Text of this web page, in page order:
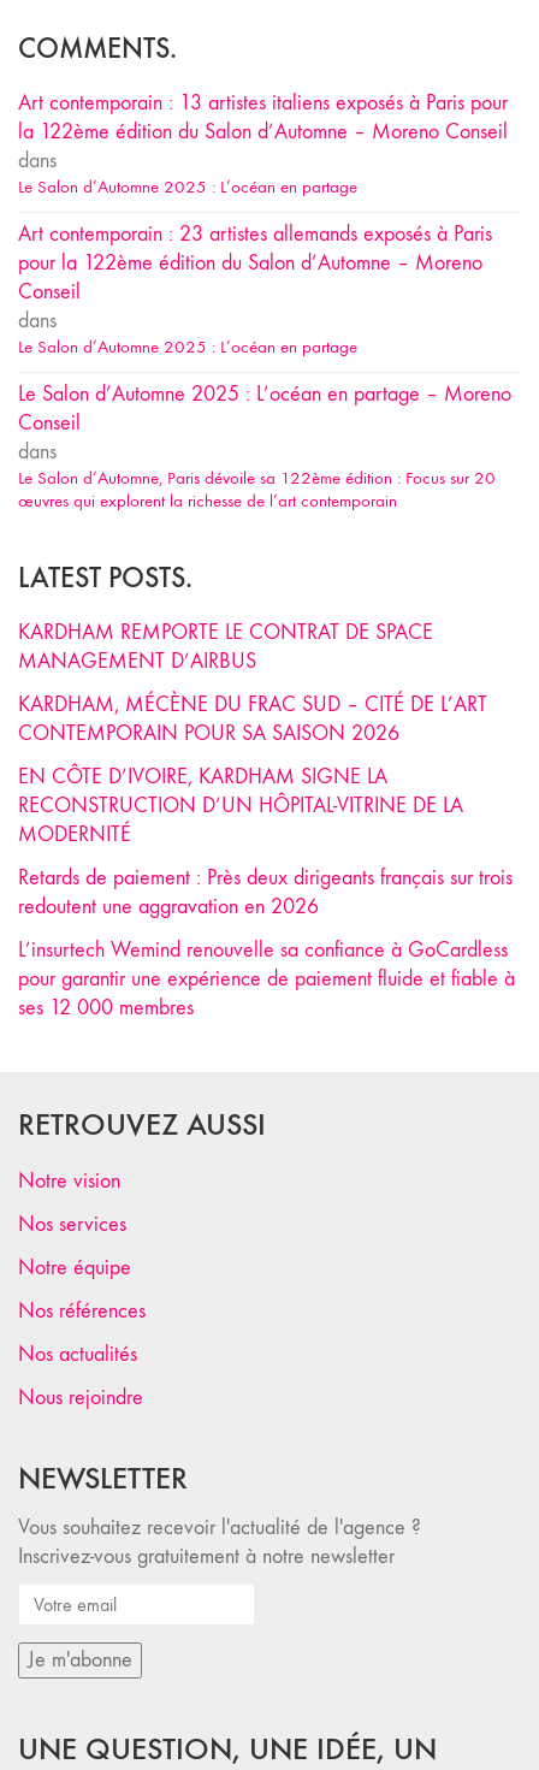
COMMENTS.
Art contemporain : 13 artistes italiens exposés à Paris pour
la 122ème édition du Salon d’Automne – Moreno Conseil
dans
Le Salon d’Automne 2025 : L’océan en partage
Art contemporain : 23 artistes allemands exposés à Paris
pour la 122ème édition du Salon d’Automne – Moreno
Conseil
dans
Le Salon d’Automne 2025 : L’océan en partage
Le Salon d’Automne 2025 : L’océan en partage – Moreno
Conseil
dans
Le Salon d’Automne, Paris dévoile sa 122ème édition : Focus sur 20
œuvres qui explorent la richesse de l’art contemporain
LATEST POSTS.
KARDHAM REMPORTE LE CONTRAT DE SPACE
MANAGEMENT D’AIRBUS
KARDHAM, MÉCÈNE DU FRAC SUD – CITÉ DE L’ART
CONTEMPORAIN POUR SA SAISON 2026
EN CÔTE D’IVOIRE, KARDHAM SIGNE LA
RECONSTRUCTION D’UN HÔPITAL-VITRINE DE LA
MODERNITÉ
Retards de paiement : Près deux dirigeants français sur trois
redoutent une aggravation en 2026
L’insurtech Wemind renouvelle sa confiance à GoCardless
pour garantir une expérience de paiement fluide et fiable à
ses 12 000 membres
RETROUVEZ AUSSI
Notre vision
Nos services
Notre équipe
Nos références
Nos actualités
Nous rejoindre
NEWSLETTER
Vous souhaitez recevoir l'actualité de l'agence ?
Inscrivez-vous gratuitement à notre newsletter
UNE QUESTION, UNE IDÉE, UN